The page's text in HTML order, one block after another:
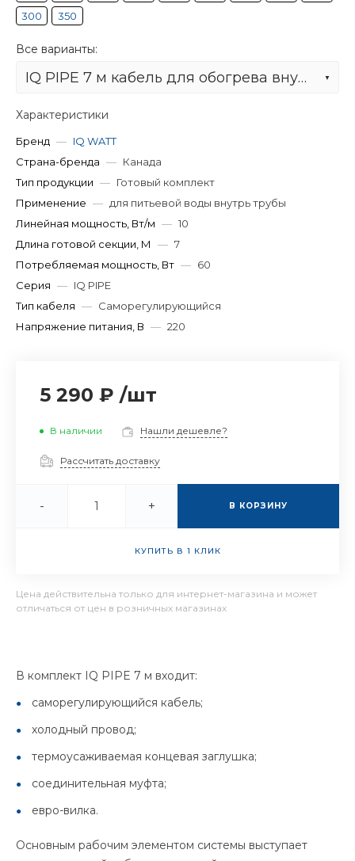
300
350
Все варианты:
IQ PIPE 7 м кабель для обогрева внутри труб
Характеристики
Бренд — IQ WATT
Страна-бренда — Канада
Тип продукции — Готовый комплект
Применение — для питьевой воды внутрь трубы
Линейная мощность, Вт/м — 10
Длина готовой секции, М
— 7
Потребляемая мощность, Вт — 60
Серия — IQ PIPE
Тип кабеля — Саморегулирующийся
Напряжение питания, В — 220
5 290 ₽ /шт
В наличии Нашли дешевле?
Рассчитать доставку
- + В КОРЗИНУ
КУПИТЬ В 1 КЛИК
Цена действительна только для интернет-магазина и может
отличаться от цен в розничных магазинах
В комплект IQ PIPE 7 м входит:
саморегулирующийся кабель;
холодный провод;
термоусаживаемая концевая заглушка;
соединительная муфта;
евро-вилка.
Основным рабочим элементом системы выступает